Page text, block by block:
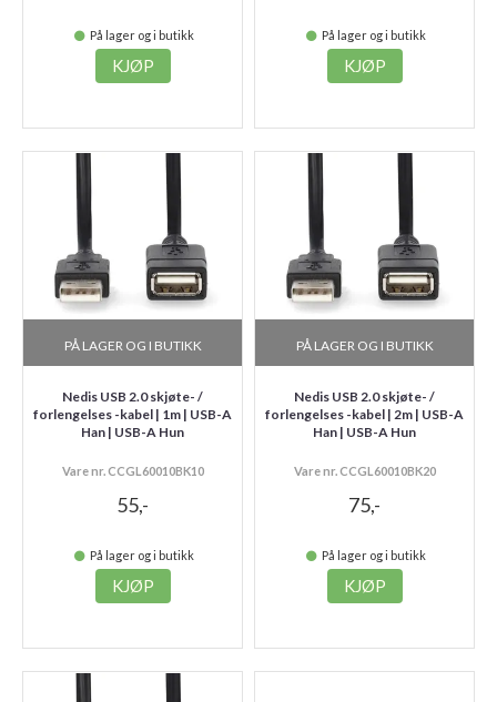
På lager og i butikk
KJØP
På lager og i butikk
KJØP
PÅ LAGER OG I BUTIKK
Nedis USB 2.0 skjøte- /
forlengelses -kabel | 1m | USB-A
Han | USB-A Hun
Vare nr. CCGL60010BK10
55,-
På lager og i butikk
KJØP
PÅ LAGER OG I BUTIKK
Nedis USB 2.0 skjøte- /
forlengelses -kabel | 2m | USB-A
Han | USB-A Hun
Vare nr. CCGL60010BK20
75,-
På lager og i butikk
KJØP